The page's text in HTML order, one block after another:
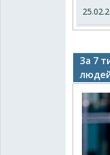
За 7